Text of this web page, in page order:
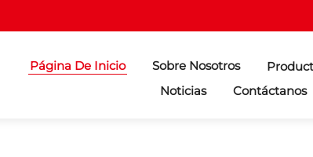
Página De Inicio Sobre Nosotros
Noticias
Contáctanos